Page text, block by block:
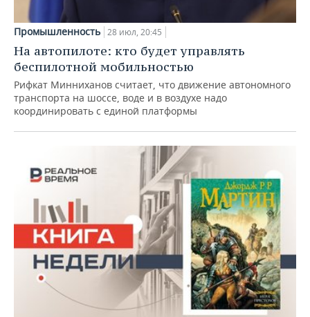
Промышленность 28 июл, 20:45
На автопилоте: кто будет управлять
беспилотной мобильностью
Рифкат Минниханов считает, что движение автономного
транспорта на шоссе, воде и в воздухе надо
координировать с единой платформы